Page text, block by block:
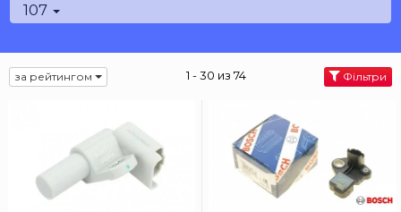
107
за рейтингом 1 - 30 из 74 Фільтри